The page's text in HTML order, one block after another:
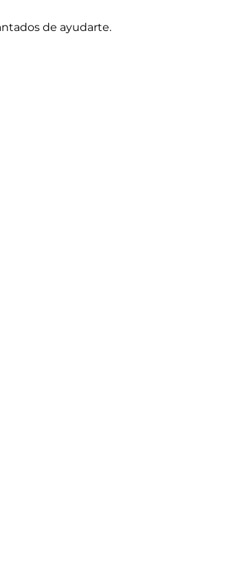
de ayudarte.